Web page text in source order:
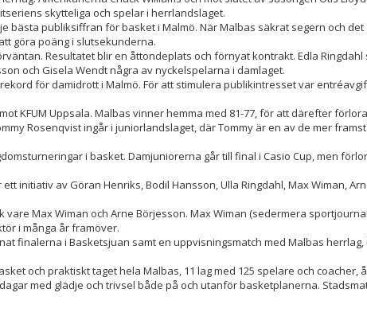
skytteliga och spelar i herrlandslaget.
bästa publiksiffran för basket i Malmö. När Malbas säkrat segern och det
göra poäng i slutsekunderna.
Resultatet blir en åttondeplats och förnyat kontrakt. Edla Ringdahl
och Gisela Wendt några av nyckelspelarna i damlaget.
för damidrott i Malmö. För att stimulera publikintresset var
KFUM Uppsala. Malbas vinner hemma med 81-77, för att därefter
Rosenqvist ingår i juniorlandslaget, där Tommy är en av de mer
i basket. Damjuniorerna går till final i Casio Cup, men
initiativ av Göran Henriks, Bodil Hansson, Ulla Ringdahl, Max Wiman,
Max Wiman och Arne Börjesson. Max Wiman (sedermera
i många år framöver.
finalerna i Basketsjuan samt en uppvisningsmatch med Malbas
och praktiskt taget hela Malbas, 11 lag med 125 spelare och coacher,
med glädje och trivsel både på och utanför basketplanerna.